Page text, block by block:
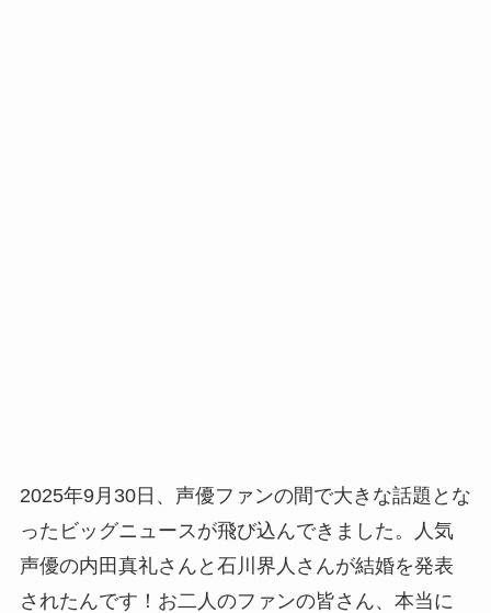
2025年9月30日、声優ファンの間で大きな話題とな
ったビッグニュースが飛び込んできました。人気
声優の内田真礼さんと石川界人さんが結婚を発表
されたんです！お二人のファンの皆さん、本当に